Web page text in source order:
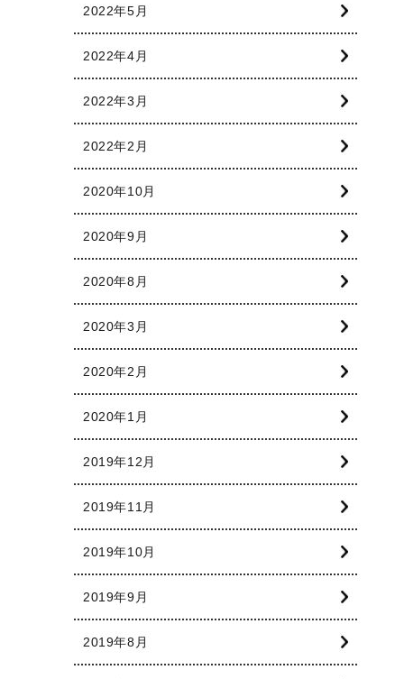
2022年5月
2022年4月
2022年3月
2022年2月
2020年10月
2020年9月
2020年8月
2020年3月
2020年2月
2020年1月
2019年12月
2019年11月
2019年10月
2019年9月
2019年8月